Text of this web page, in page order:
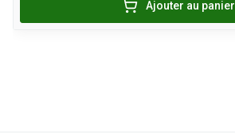
Ajouter au panier